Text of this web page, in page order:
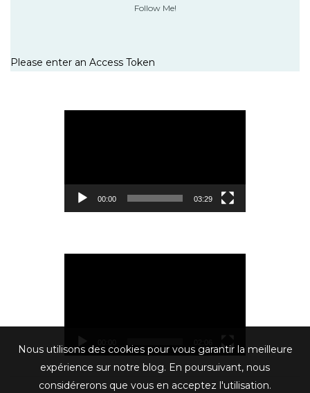
Follow Me!
Please enter an Access Token
00:00 03:29
Nous utilisons des cookies pour vous garantir la meilleure
expérience sur notre blog. En poursuivant, nous
considérerons que vous en acceptez l'utilisation.